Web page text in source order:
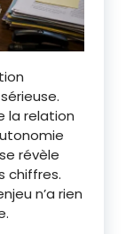
la relation
révèle
chiffres.
n’a rien